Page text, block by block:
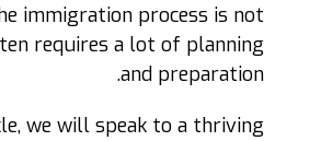
immigration process is not
requires a lot of planning
and preparation.
we will speak to a thriving